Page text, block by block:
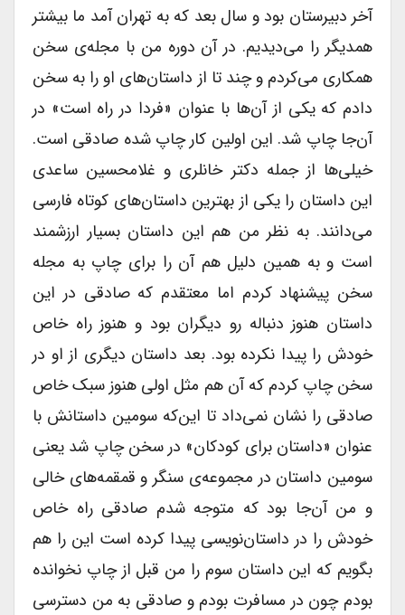
آخر دبیرستان بود و سال بعد که به تهران آمد ما بیشتر
همدیگر را می‌دیدیم. در آن دوره من با مجله‌ی سخن
همکاری می‌کردم و چند تا از داستان‌های او را به سخن
دادم که یکی از آن‌ها با عنوان «فردا در راه است» در
آن‌جا چاپ شد. این اولین کار چاپ شده صادقی است.
خیلی‌ها از جمله دکتر خانلری و غلامحسین ساعدی
این داستان را یکی از بهترین داستان‌های کوتاه فارسی
می‌دانند. به نظر من هم این داستان بسیار ارزشمند
است و به همین دلیل هم آن را برای چاپ به مجله
سخن پیشنهاد کردم اما معتقدم که صادقی در این
داستان هنوز دنباله رو دیگران بود و هنوز راه خاص
خودش را پیدا نکرده بود. بعد داستان دیگری از او در
سخن چاپ کردم که آن هم مثل اولی هنوز سبک خاص
صادقی را نشان نمی‌داد تا این‌که سومین داستانش با
عنوان «داستان برای کودکان» در سخن چاپ شد یعنی
سومین داستان در مجموعه‌ی سنگر و قمقمه‌های خالی
و من آن‌جا بود که متوجه شدم صادقی راه خاص
خودش را در داستان‌نویسی پیدا کرده است این را هم
بگویم که این داستان سوم را من قبل از چاپ نخوانده
بودم چون در مسافرت بودم و صادقی به من دسترسی